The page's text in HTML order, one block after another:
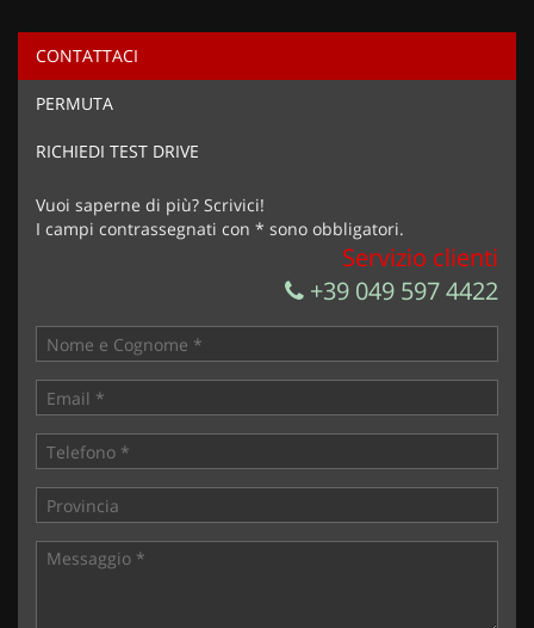
Ho letto e accettol'informativa privacy*
Acconsento al trattamento dei miei dati per finalità di
Invia la tua richiesta
CONTATTACI
PERMUTA
RICHIEDI TEST DRIVE
Vuoi saperne di più? Scrivici!
I campi contrassegnati con * sono obbligatori.
Servizio clienti
+39 049 597 4422